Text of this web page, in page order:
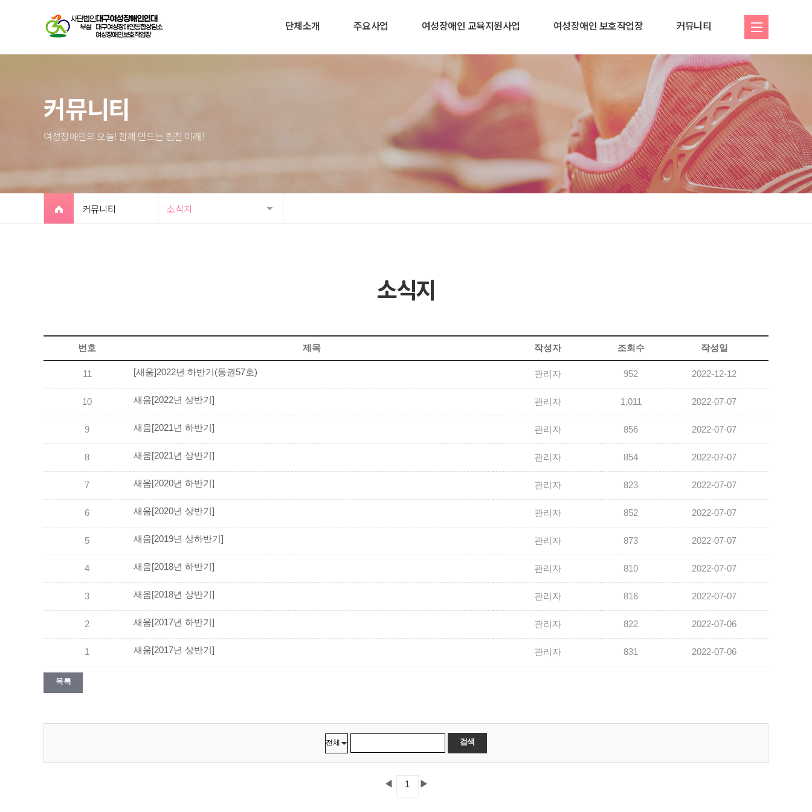
단체소개 주요사업 여성장애인 교육지원사업 여성장애인 보호작업장 커뮤니티
커뮤니티
여성장애인의 오늘! 함께 만드는 힘찬 미래!
커뮤니티 소식지
소식지
번호 제목 작성자 조회수 작성일
11 [새움]2022년 하반기(통권57호) 관리자 952 2022-12-12
10 새움[2022년 상반기] 관리자 1,011 2022-07-07
9 새움[2021년 하반기] 관리자 856 2022-07-07
8 새움[2021년 상반기] 관리자 854 2022-07-07
7 새움[2020년 하반기] 관리자 823 2022-07-07
6 새움[2020년 상반기] 관리자 852 2022-07-07
5 새움[2019년 상하반기] 관리자 873 2022-07-07
4 새움[2018년 하반기] 관리자 810 2022-07-07
3 새움[2018년 상반기] 관리자 816 2022-07-07
2 새움[2017년 하반기] 관리자 822 2022-07-06
1 새움[2017년 상반기] 관리자 831 2022-07-06
목록
검색
◀ 1 ▶